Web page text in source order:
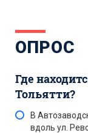
ОПРОС
Где
Тольятти?
В
вдоль ул.